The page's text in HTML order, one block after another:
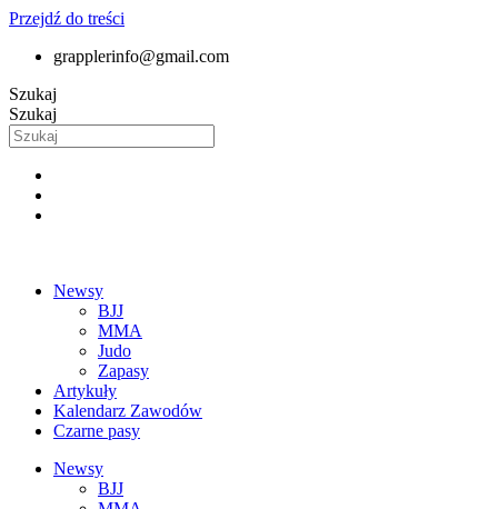
Przejdź do treści
grapplerinfo@gmail.com
Szukaj
Szukaj
Newsy
BJJ
MMA
Judo
Zapasy
Artykuły
Kalendarz Zawodów
Czarne pasy
Newsy
BJJ